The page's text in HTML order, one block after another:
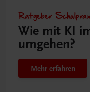
Ratgeber
Wie mit KI
umgehen?
Mehr erfahren